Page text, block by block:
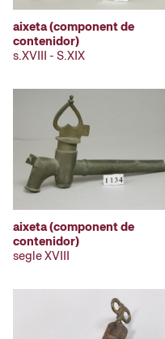
aixeta (component de
contenidor)
s.XVIII - S.XIX
aixeta (component de
contenidor)
segle XVIII